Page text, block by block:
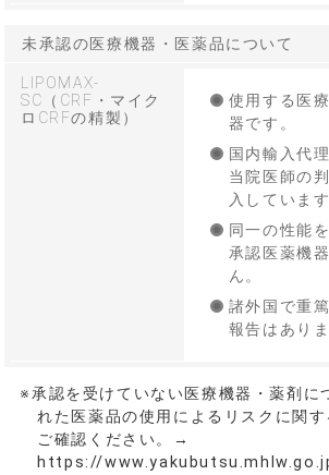
未承認の医療機器・医薬品について
LIPOMAX-
SC（CRF・マイク
ロCRFの精製）
使用する医
器です。
国内輸入代
当院医師の
入しています
同一の性能
承認医薬機
ん。
諸外国で重
報告はありま
※承認を受けていない医療機器・薬剤に
れた医薬品の使用によるリスクに関
ご確認ください。→
https://